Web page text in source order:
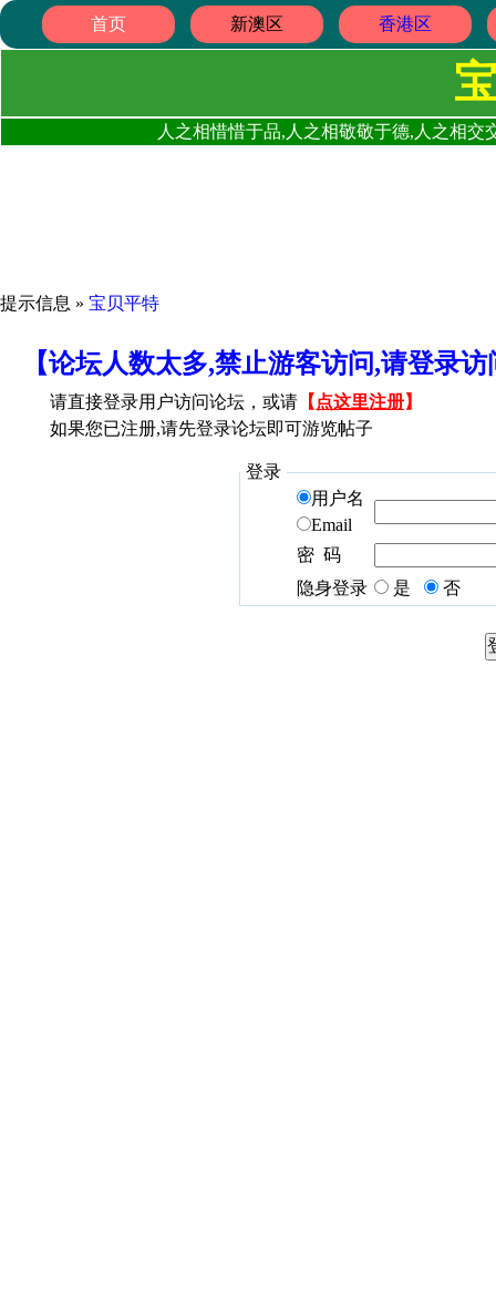
首页 新澳区 香港区
人之相惜惜于品,人之相敬敬于德,人之相
提示信息 » 宝贝平特
【论坛人数太多,禁止游客访问,请登录
请直接登录用户访问论坛，或请 【 点这里注册】
如果您已注册,请先登录论坛即可游览帖子
登录
用户名
Email
密 码
隐身登录
是 否